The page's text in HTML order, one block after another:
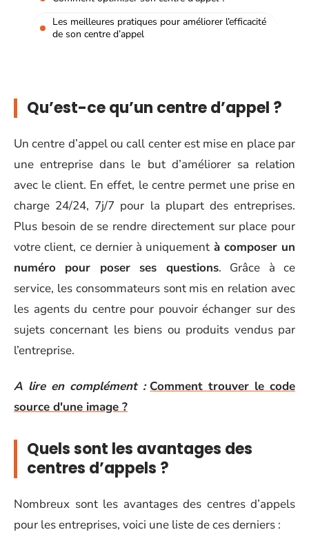
Les meilleures pratiques pour améliorer l’efficacité
de son centre d’appel
Qu’est-ce qu’un centre d’appel ?
Un centre d’appel ou call center est mise en place par
une entreprise dans le but d’améliorer sa relation
avec le client. En effet, le centre permet une prise en
charge 24/24, 7j/7 pour la plupart des entreprises.
Plus besoin de se rendre directement sur place pour
votre client, ce dernier à uniquement à composer un
numéro pour poser ses questions. Grâce à ce
service, les consommateurs sont mis en relation avec
les agents du centre pour pouvoir échanger sur des
sujets concernant les biens ou produits vendus par
l’entreprise.
A lire en complément : Comment trouver le code
source d'une image ?
Quels sont les avantages des
centres d’appels ?
Nombreux sont les avantages des centres d’appels
pour les entreprises, voici une liste de ces derniers :